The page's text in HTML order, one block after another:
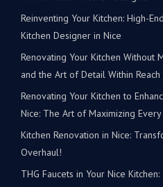
Reinventing Your Kitchen: High-
Kitchen Designer in Nice
Renovating Your Kitchen Without
and the Art of Detail Within Reach
Renovating Your Kitchen to
Nice: The Art of Maximizing
Kitchen Renovation in Nice:
Overhaul!
THG Faucets in Your Nice